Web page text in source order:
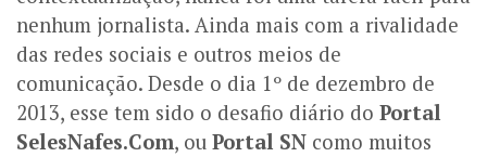
nenhum jornalista. Ainda mais com a rivalidade
das redes sociais e outros meios de
comunicação. Desde o dia 1º de dezembro de
2013, esse tem sido o desafio diário do Portal
SelesNafes.Com, ou Portal SN como muitos